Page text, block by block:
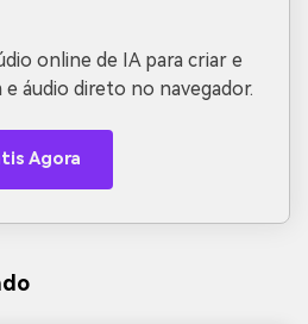
online de IA para criar e
áudio direto no navegador.
Agora